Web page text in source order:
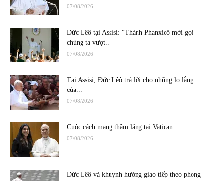
07/08/2026
Đức Lêô tại Assisi: “Thánh Phanxicô mời gọi
chúng ta vượt...
07/08/2026
Tại Assisi, Đức Lêô trả lời cho những lo lắng
của...
07/08/2026
Cuộc cách mạng thầm lặng tại Vatican
07/08/2026
Đức Lêô và khuynh hướng giao tiếp theo phong